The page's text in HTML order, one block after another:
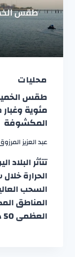
محليات
مئوية
المكشوفة
عبد العزيز
تتأثر
الحرارة
السحب
المناطق
العظمى 50 درجة…